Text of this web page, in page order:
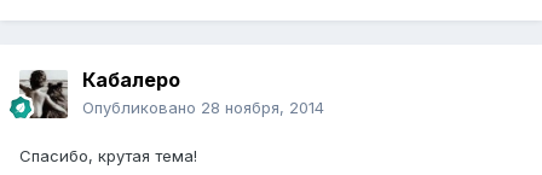
Кабалеро
Опубликовано 28 ноября, 2014
Спасибо, крутая тема!